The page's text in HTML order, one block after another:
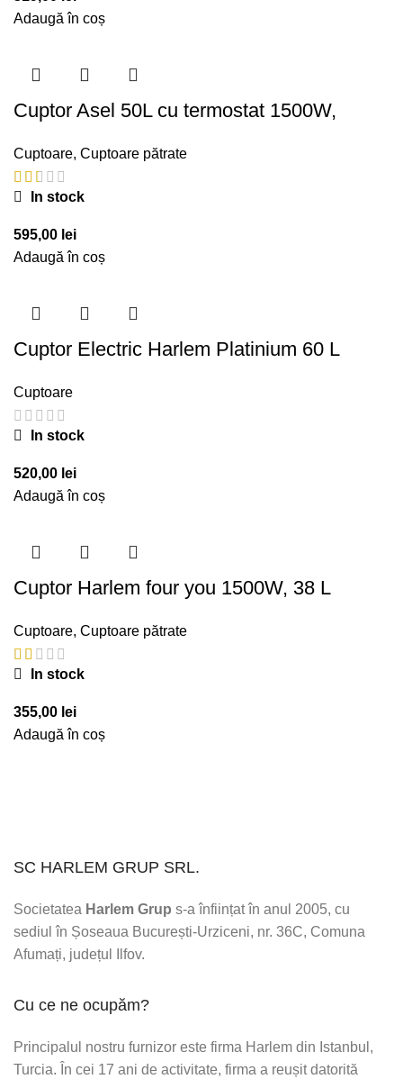
Adaugă în coș
Cuptor Asel 50L cu termostat 1500W,
Cuptoare, Cuptoare pătrate
In stock
595,00 lei
Adaugă în coș
Cuptor Electric Harlem Platinium 60 L
Cuptoare
In stock
520,00 lei
Adaugă în coș
Cuptor Harlem four you 1500W, 38 L
Cuptoare, Cuptoare pătrate
In stock
355,00 lei
Adaugă în coș
SC HARLEM GRUP SRL.
Societatea Harlem Grup s-a înființat în anul 2005, cu
sediul în Șoseaua București-Urziceni, nr. 36C, Comuna
Afumați, județul Ilfov.
Cu ce ne ocupăm?
Principalul nostru furnizor este firma Harlem din Istanbul,
Turcia. În cei 17 ani de activitate, firma a reușit datorită